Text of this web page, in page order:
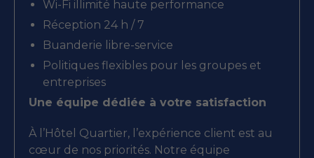
Wi-Fi illimité haute performance
Réception 24 h / 7
Buanderie libre-service
Politiques flexibles pour les groupes et
entreprises
Une équipe dédiée à votre satisfaction
À l’Hôtel Quartier, l’expérience client est au
cœur de nos priorités. Notre équipe